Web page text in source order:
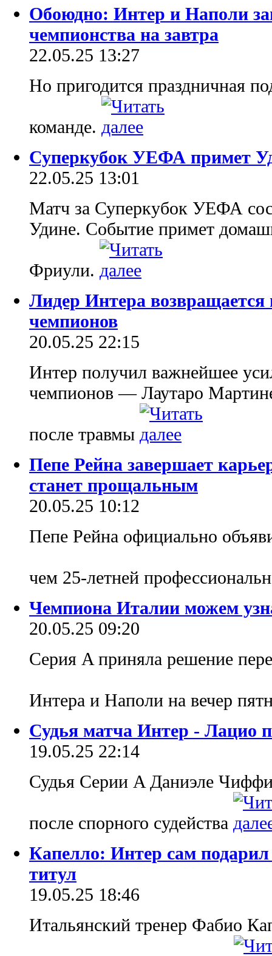
Обоюдно: Интер и Наполи
чемпионства на завтра
22.05.25 13:27
Но пригодится праздничная
команде.
Суперкубок УЕФА примет
22.05.25 13:01
Матч за Суперкубок УЕФА
Удине. Событие примет
Фриули.
Лидер Интера
чемпионов
20.05.25 22:15
Интер получил важнейшее
чемпионов — Лаутаро
после травмы
Пепе Рейна завершает
станет прощальным
20.05.25 10:12
Пепе Рейна официально
чем 25-летней
Чемпиона Италии можем
20.05.25 09:20
Серия A приняла решение
Интера и Наполи на вечер
Судья матча Интер - Лацио
19.05.25 22:14
Судья Серии A Даниэле Чиффи
после спорного судейства
Капелло: Интер сам
титул
19.05.25 18:46
Итальянский тренер Фабио